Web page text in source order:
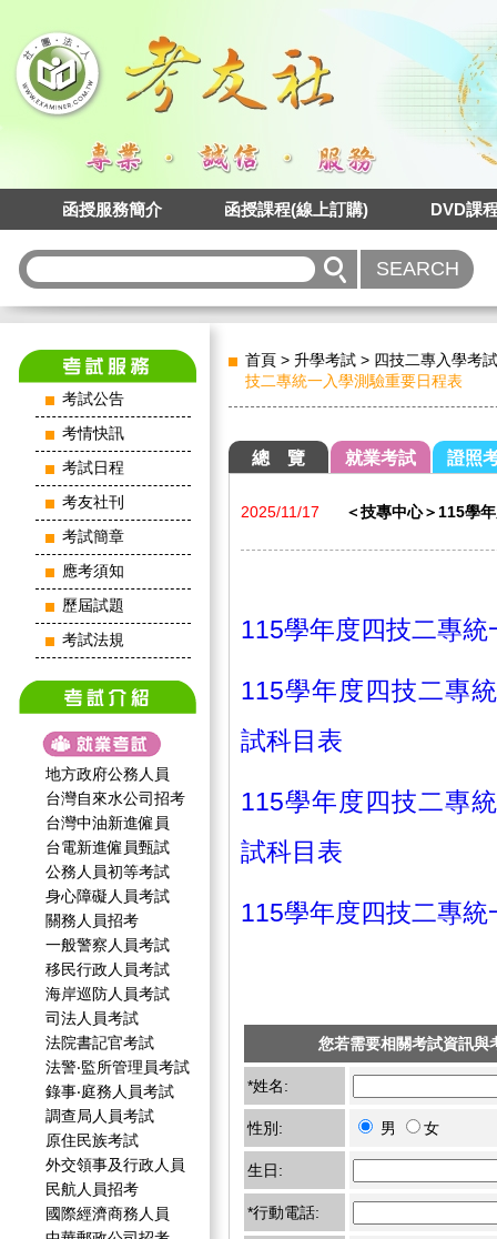
函授服務簡介 函授課程(線上訂購) DVD課
考試公告
考情快訊
考試日程
考友社刊
考試簡章
應考須知
歷屆試題
考試法規
地方政府公務人員
台灣自來水公司招考
台灣中油新進僱員
台電新進僱員甄試
公務人員初等考試
身心障礙人員考試
關務人員招考
一般警察人員考試
移民行政人員考試
海岸巡防人員考試
司法人員考試
法院書記官考試
法警‧監所管理員考試
錄事‧庭務人員考試
調查局人員考試
原住民族考試
外交領事及行政人員
民航人員招考
國際經濟商務人員
首頁 > 升學考試 > 四技二專入學考試
技二專統一入學測驗重要日程表
總 覽 就業考試 證照
2025/11/17 ＜技專中心＞115學
115學年度四技二專
115學年度四技二專
試科目表
115學年度四技二專
試科目表
115學年度四技二專
您若需要相關考試資訊與
*姓名:
性別: 男 女
生日:
*行動電話: